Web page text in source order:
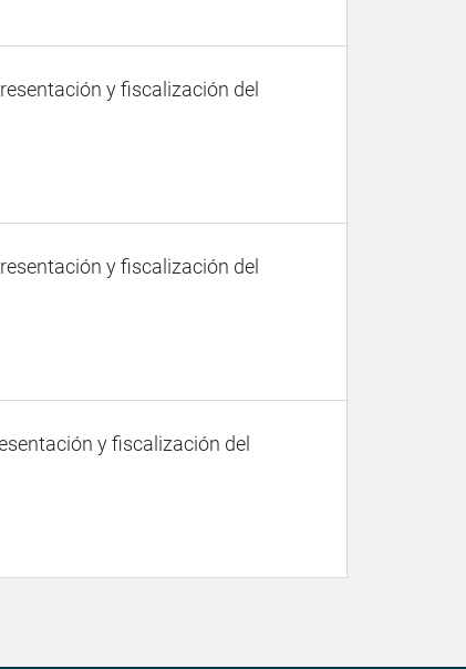
y fiscalización del
y fiscalización del
y fiscalización del